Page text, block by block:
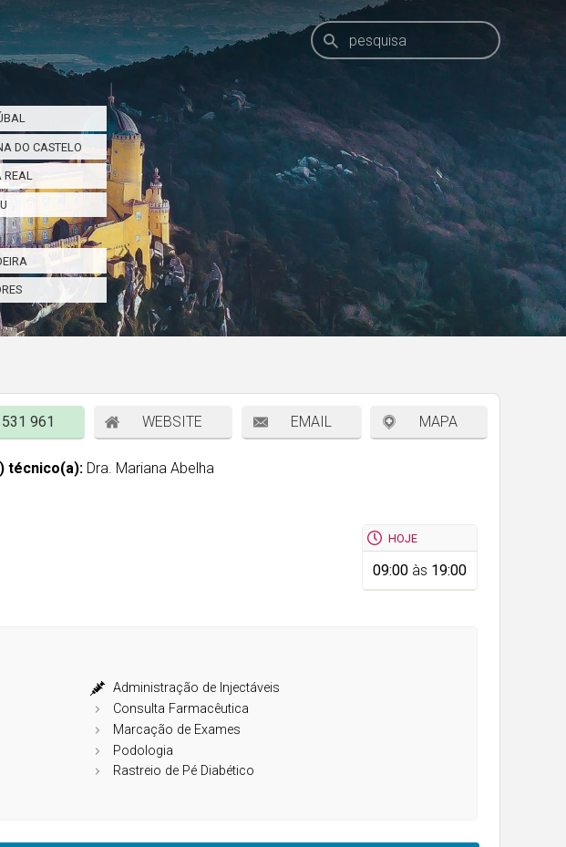
DO CASTELO
REAL
HOJE
09:00às 19:00
técnico(a): Dra. Mariana Abelha
961 WEBSITE EMAIL MAPA
Administração de Injectáveis
Consulta Farmacêutica
Marcação de Exames
Podologia
Rastreio de Pé Diabético